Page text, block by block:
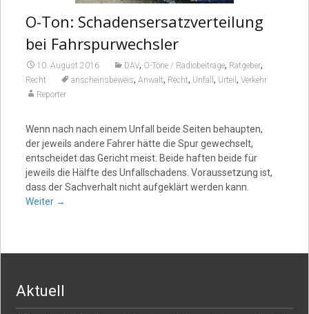
O-Ton: Schadensersatzverteilung
bei Fahrspurwechsler
10. August 2016 DAV, O-Töne / Radiobeiträge, Ratgeber,
Recht anscheinsbeweis, Anwalt, Recht, Unfall , Urteil , Verkehr
Reporter
Wenn nach nach einem Unfall beide Seiten behaupten,
der jeweils andere Fahrer hätte die Spur gewechselt,
entscheidet das Gericht meist: Beide haften beide für
jeweils die Hälfte des Unfallschadens. Voraussetzung ist,
dass der Sachverhalt nicht aufgeklärt werden kann.
Weiter →
Aktuell